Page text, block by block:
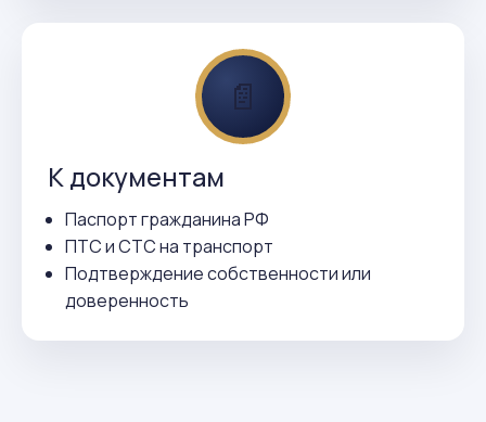
📄
К документам
Паспорт гражданина РФ
ПТС и СТС на транспорт
Подтверждение собственности или
доверенность